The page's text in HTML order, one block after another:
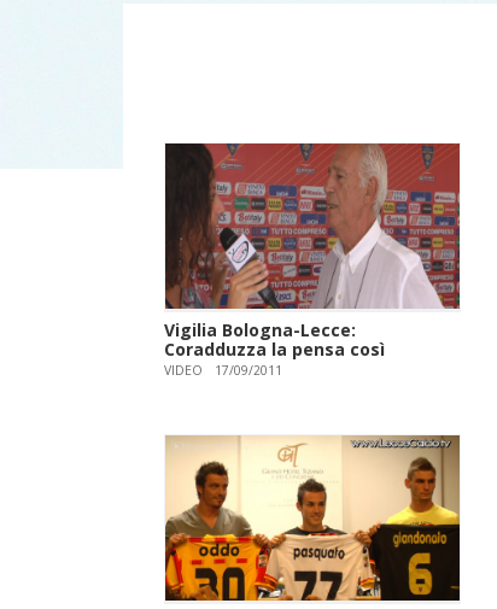
Vigilia Bologna-Lecce:
Coradduzza la pensa così
VIDEO 17/09/2011